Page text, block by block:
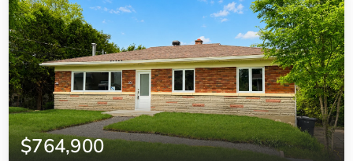
$764,900